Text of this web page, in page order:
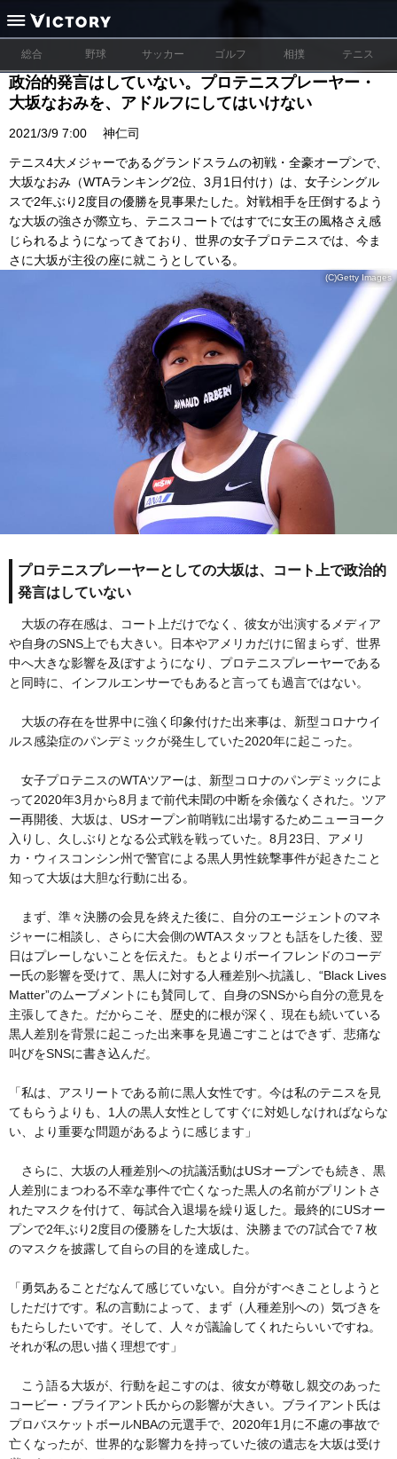
総合 野球 サッカー ゴルフ 相撲 テニス
政治的発言はしていない。プロテニスプレーヤー・
大坂なおみを、アドルフにしてはいけない
2021/3/9 7:00 神仁司
テニス4大メジャーであるグランドスラムの初戦・全豪オープンで、
大坂なおみ（WTAランキング2位、3月1日付け）は、女子シングル
スで2年ぶり2度目の優勝を見事果たした。対戦相手を圧倒するよう
な大坂の強さが際立ち、テニスコートではすでに女王の風格さえ感
じられるようになってきており、世界の女子プロテニスでは、今ま
さに大坂が主役の座に就こうとしている。
(C)Getty Images
プロテニスプレーヤーとしての大坂は、コート上で政治的
発言はしていない
大坂の存在感は、コート上だけでなく、彼女が出演するメディア
や自身のSNS上でも大きい。日本やアメリカだけに留まらず、世界
中へ大きな影響を及ぼすようになり、プロテニスプレーヤーである
と同時に、インフルエンサーでもあると言っても過言ではない。
大坂の存在を世界中に強く印象付けた出来事は、新型コロナウイ
ルス感染症のパンデミックが発生していた2020年に起こった。
女子プロテニスのWTAツアーは、新型コロナのパンデミックによ
って2020年3月から8月まで前代未聞の中断を余儀なくされた。ツア
ー再開後、大坂は、USオープン前哨戦に出場するためニューヨーク
入りし、久しぶりとなる公式戦を戦っていた。8月23日、アメリ
カ・ウィスコンシン州で警官による黒人男性銃撃事件が起きたこと
知って大坂は大胆な行動に出る。
まず、準々決勝の会見を終えた後に、自分のエージェントのマネ
ジャーに相談し、さらに大会側のWTAスタッフとも話をした後、翌
日はプレーしないことを伝えた。もとよりボーイフレンドのコーデ
ー氏の影響を受けて、黒人に対する人種差別へ抗議し、“Black Lives
Matter”のムーブメントにも賛同して、自身のSNSから自分の意見を
主張してきた。だからこそ、歴史的に根が深く、現在も続いている
黒人差別を背景に起こった出来事を見過ごすことはできず、悲痛な
叫びをSNSに書き込んだ。
「私は、アスリートである前に黒人女性です。今は私のテニスを見
てもらうよりも、1人の黒人女性としてすぐに対処しなければならな
い、より重要な問題があるように感じます」
さらに、大坂の人種差別への抗議活動はUSオープンでも続き、黒
人差別にまつわる不幸な事件で亡くなった黒人の名前がプリントさ
れたマスクを付けて、毎試合入退場を繰り返した。最終的にUSオー
プンで2年ぶり2度目の優勝をした大坂は、決勝までの7試合で７枚
のマスクを披露して自らの目的を達成した。
「勇気あることだなんて感じていない。自分がすべきことしようと
しただけです。私の言動によって、まず（人種差別への）気づきを
もたらしたいです。そして、人々が議論してくれたらいいですね。
それが私の思い描く理想です」
こう語る大坂が、行動を起こすのは、彼女が尊敬し親交のあった
コービー・ブライアント氏からの影響が大きい。ブライアント氏は
プロバスケットボールNBAの元選手で、2020年1月に不慮の事故で
亡くなったが、世界的な影響力を持っていた彼の遺志を大坂は受け